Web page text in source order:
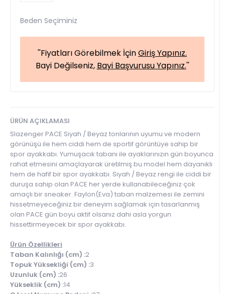
Beden Seçiminiz
''Fiyatları Görebilmek İçinGiriş Yapınız.
Bayi Değilseniz, Bayi Başvurusu Yapınız.''
ÜRÜN AÇIKLAMASI
Slazenger PACE Siyah / Beyaz tonlarının uyumu ve modern
görünüşü ile hem ciddi hem de sportif görüntüye sahip bir
spor ayakkabı. Yumuşacık tabanı ile ayaklarınızın gün boyunca
rahat etmesini amaçlayarak üretilmiş bu model hem dayanıklı
hem de hafif bir spor ayakkabı. Siyah / Beyaz rengi ile ciddi bir
duruşa sahip olan PACE her yerde kullanabileceğiniz çok
amaçlı bir sneaker. Faylon(Eva) taban malzemesi ile zemini
hissetmeyeceğiniz bir deneyim sağlamak için tasarlanmış
olan PACE gün boyu aktif olsanız dahi asla yorgun
hissettirmeyecek bir spor ayakkabı.
Ürün Özellikleri
Taban Kalınlığı (cm) :2
Topuk Yüksekliği (cm) :3
Uzunluk (cm) :26
Yükseklik (cm) :14